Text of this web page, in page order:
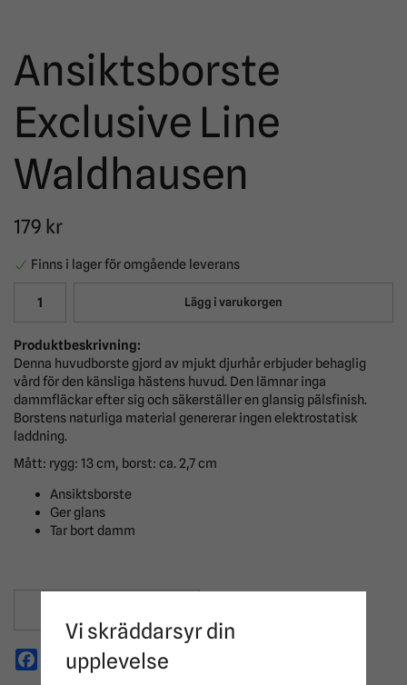
Ansiktsborste
Exclusive Line
Waldhausen
179 kr
Finns i lager för omgående leverans
Lägg i varukorgen
Produktbeskrivning:
Denna huvudborste gjord av mjukt djurhår erbjuder behaglig
vård för den känsliga hästens huvud. Den lämnar inga
dammfläckar efter sig och säkerställer en glansig pälsfinish.
Borstens naturliga material genererar ingen elektrostatisk
laddning.
Mått: rygg: 13 cm, borst: ca. 2,7 cm
Ansiktsborste
Ger glans
Tar bort damm
Facebook
X EmailPinterest
Vi skräddarsyr din
upplevelse